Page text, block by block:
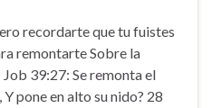
recordarte que tu fuistes
remontarte Sobre la
39:27: Se remonta el
pone en alto su nido? 28